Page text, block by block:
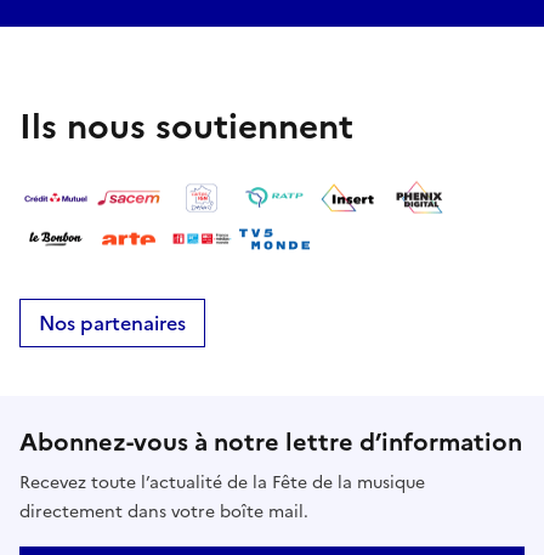
Ils nous soutiennent
Nos partenaires
Abonnez-vous à notre lettre d’information
Recevez toute l’actualité de la Fête de la musique
directement dans votre boîte mail.